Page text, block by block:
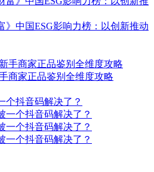
》中国ESG影响力榜：以创新推动
商家正品鉴别全维度攻略
个抖音码解决了？